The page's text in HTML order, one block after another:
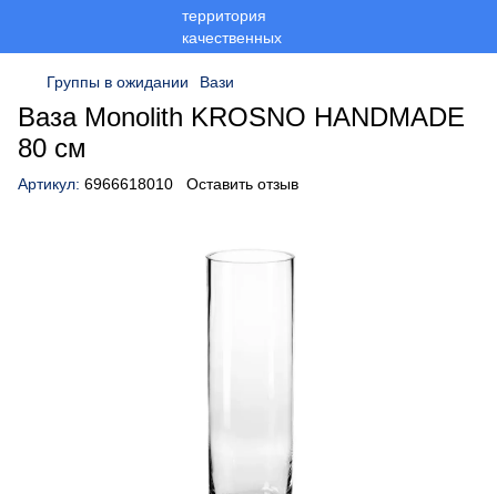
Группы в ожидании Вази
Ваза Monolith KROSNO HANDMADE
80 см
Артикул: 6966618010 Оставить отзыв